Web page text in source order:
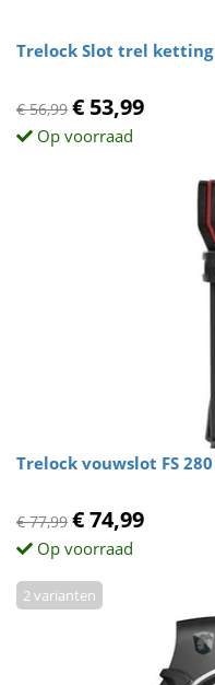
Trelock Slot trel ketting
€ 56,99 € 53,99
Op voorraad
Trelock vouwslot FS 280
€ 77,99 € 74,99
Op voorraad
2 varianten